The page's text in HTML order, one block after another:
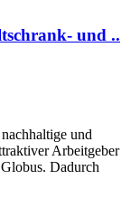
und ..
und
Arbeitgeber
Dadurch